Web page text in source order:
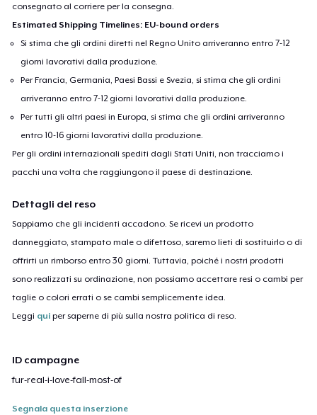
consegnato al corriere per la consegna.
Estimated Shipping Timelines: EU-bound orders
Si stima che gli ordini diretti nel Regno Unito arriveranno entro 7-12
giorni lavorativi dalla produzione.
Per Francia, Germania, Paesi Bassi e Svezia, si stima che gli ordini
arriveranno entro 7-12 giorni lavorativi dalla produzione.
Per tutti gli altri paesi in Europa, si stima che gli ordini arriveranno
entro 10-16 giorni lavorativi dalla produzione.
Per gli ordini internazionali spediti dagli Stati Uniti, non tracciamo i
pacchi una volta che raggiungono il paese di destinazione.
Dettagli del reso
Sappiamo che gli incidenti accadono. Se ricevi un prodotto
danneggiato, stampato male o difettoso, saremo lieti di sostituirlo o di
offrirti un rimborso entro 30 giorni. Tuttavia, poiché i nostri prodotti
sono realizzati su ordinazione, non possiamo accettare resi o cambi per
taglie o colori errati o se cambi semplicemente idea.
Leggi qui per saperne di più sulla nostra politica di reso.
ID campagne
fur-real-i-love-fall-most-of
Segnala questa inserzione